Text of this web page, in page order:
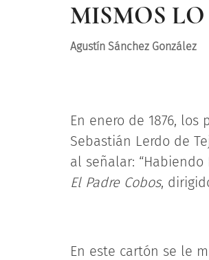
MISMOS
Agustín Sánchez González
En enero de 1876,
Sebastián Lerdo de
al señalar:
El Padre Cobos,
En este cartón se le